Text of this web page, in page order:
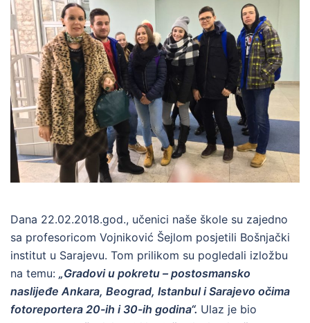
Dana 22.02.2018.god., učenici naše škole su zajedno
sa profesoricom Vojniković Šejlom posjetili Bošnjački
institut u Sarajevu. Tom prilikom su pogledali izložbu
na temu: „Gradovi u pokretu – postosmansko
naslijeđe Ankara, Beograd, Istanbul i Sarajevo očima
fotoreportera 20-ih i 30-ih godina“. Ulaz je bio